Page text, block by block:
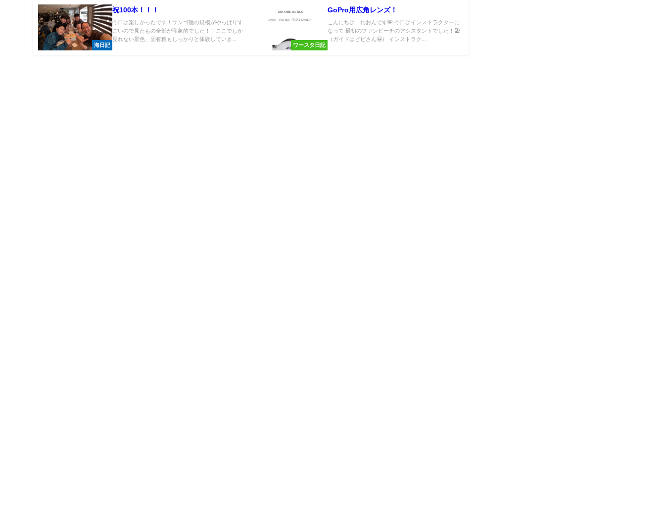
海日記
祝100本！！！
今日は楽しかったです！サンゴ礁の規模がやっぱりす
ごいので見たもの全部が印象的でした！！ここでしか
見れない景色、固有種もしっかりと体験していき...
ワースタ日記
GoPro用広角レンズ！
こんにちは、れおんです🌺 今日はインストラクターに
なって 最初のファンビーチのアシスタントでした！🏖️
（ガイドはビビさん🤩） インストラク...